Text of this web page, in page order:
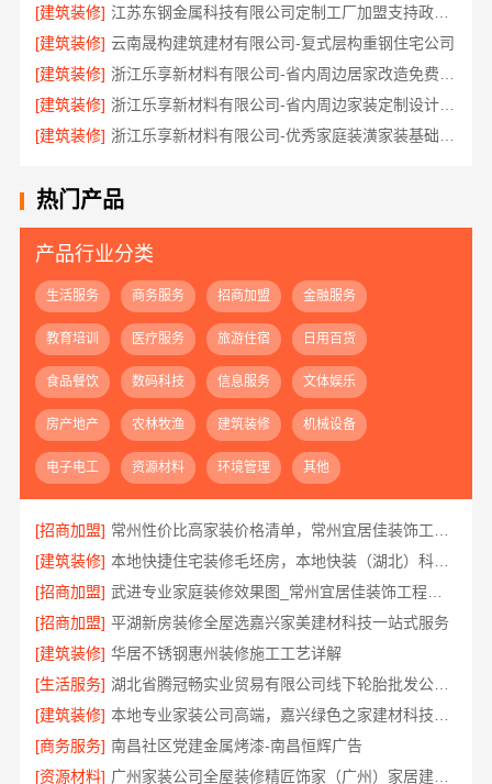
[建筑装修]
江苏东钢金属科技有限公司定制工厂加盟支持政策详解
[建筑装修] 云南晟构建筑建材有限公司-复式层构重钢住宅公司
[建筑装修]
[建筑装修]
浙江乐享新材料有限公司-省内周边家装定制设计大概报价
[建筑装修]
热门产品
产品行业分类
生活服务 商务服务 招商加盟 金融服务
教育培训 医疗服务 旅游住宿 日用百货
食品餐饮 数码科技 信息服务 文体娱乐
房产地产 农林牧渔 建筑装修 机械设备
电子电工 资源材料 环境管理 其他
[招商加盟]
[建筑装修]
本地快捷住宅装修毛坯房，本地快装（湖北）科技有限公司省心到家
[招商加盟]
武进专业家庭装修效果图_常州宜居佳装饰工程有限公司
[招商加盟] 平湖新房装修全屋选嘉兴家美建材科技一站式服务
[建筑装修] 华居不锈钢惠州装修施工工艺详解
[生活服务]
湖北省腾冠畅实业贸易有限公司线下轮胎批发公司怎么做
[建筑装修]
[商务服务] 南昌社区党建金属烤漆-南昌恒辉广告
[资源材料]
广州家装公司全屋装修精匠饰家（广州）家居建材有限公司